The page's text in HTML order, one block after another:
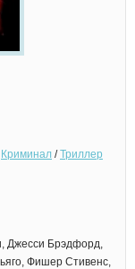
Криминал /Триллер
Джесси Брэдфорд,
Фишер Стивенс,